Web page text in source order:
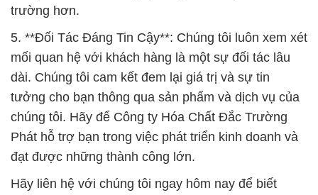
trường hơn.
5. **Đối Tác Đáng Tin Cậy**: Chúng tôi luôn xem xét
mối quan hệ với khách hàng là một sự đối tác lâu
dài. Chúng tôi cam kết đem lại giá trị và sự tin
tưởng cho bạn thông qua sản phẩm và dịch vụ của
chúng tôi. Hãy để Công ty Hóa Chất Đắc Trường
Phát hỗ trợ bạn trong việc phát triển kinh doanh và
đạt được những thành công lớn.
Hãy liên hệ với chúng tôi ngay hôm nay để biết